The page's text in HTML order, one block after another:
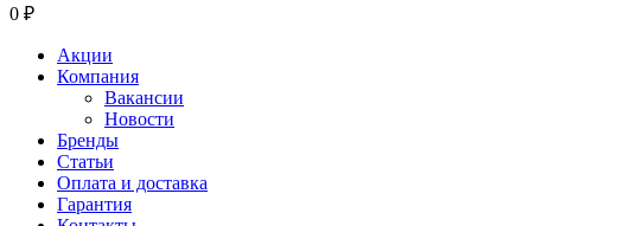
0 ₽
Акции
Компания
Вакансии
Новости
Бренды
Статьи
Оплата и доставка
Гарантия